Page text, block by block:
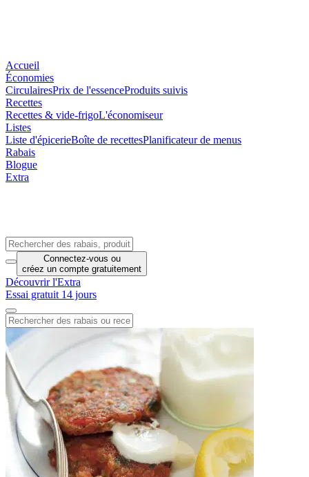
Accueil
Économies
CirculairesPrix de l'essenceProduits suivis
Recettes
Recettes & vide-frigoL'économiseur
Listes
Liste d'épicerieBoîte de recettesPlanificateur de menus
Rabais
Blogue
Extra
Connectez-vous ou
créez un compte gratuitement
Découvrir l'Extra
Essai gratuit 14 jours